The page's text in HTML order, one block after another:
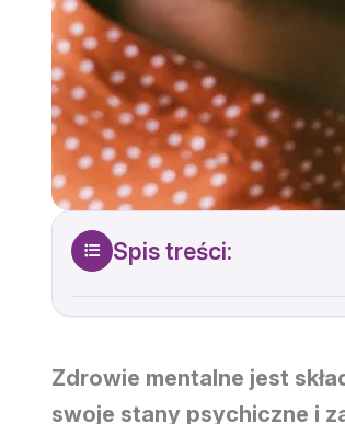
Spis treści:
Zdrowie mentalne jest
swoje stany psychiczne i